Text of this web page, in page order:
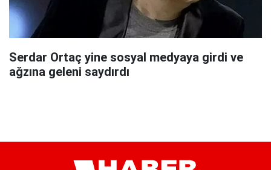
Serdar Ortaç yine sosyal medyaya girdi ve
ağzına geleni saydırdı